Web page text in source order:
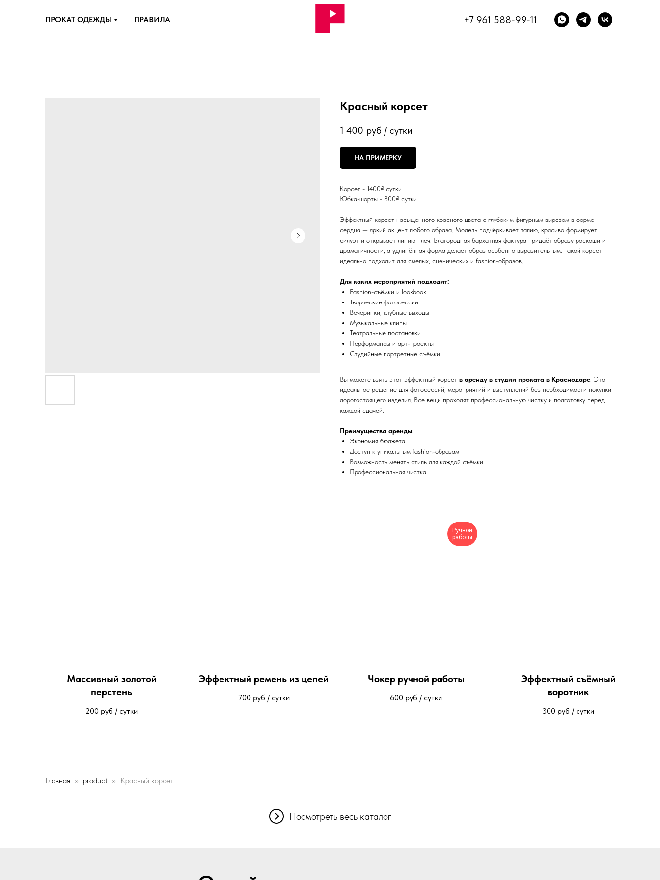
ПРОКАТ ОДЕЖДЫ ПРАВИЛА +7 961 588-99-11
Красный корсет
1 400 руб / сутки
НА ПРИМЕРКУ
Корсет - 1400₽ сутки
Юбка-шорты - 800₽ сутки
Эффектный корсет насыщенного красного цвета с глубоким фигурным вырезом в форме
сердца — яркий акцент любого образа. Модель подчёркивает талию, красиво формирует
силуэт и открывает линию плеч. Благородная бархатная фактура придаёт образу роскоши и
драматичности, а удлинённая форма делает образ особенно выразительным. Такой корсет
идеально подходит для смелых, сценических и fashion-образов.
Для каких мероприятий подходит:
Fashion-съёмки и lookbook
Творческие фотосессии
Вечеринки, клубные выходы
Музыкальные клипы
Театральные постановки
Перформансы и арт-проекты
Студийные портретные съёмки
Вы можете взять этот эффектный корсет в аренду в студии проката в Краснодаре . Это
идеальное решение для фотосессий, мероприятий и выступлений без необходимости покупки
дорогостоящего изделия. Все вещи проходят профессиональную чистку и подготовку перед
каждой сдачей.
Преимущества аренды:
Экономия бюджета
Доступ к уникальным fashion-образам
Возможность менять стиль для каждой съёмки
Профессиональная чистка
Массивный золотой
перстень
200 руб / сутки
Эффектный ремень из цепей
700 руб / сутки
Ручной
работы
Чокер ручной работы
600 руб / сутки
Эффектный съёмный
воротник
300 руб / сутки
Главная product Красный корсет
Посмотреть весь каталог